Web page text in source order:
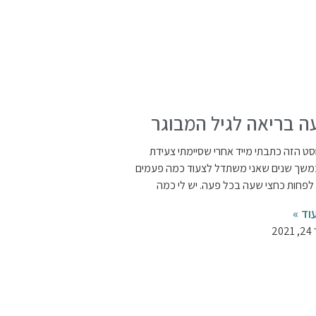
בריאה לגיל המבוגר
הזה כתבתי מייד אחרי שסיימתי צעידת
שנים שאני משתדל לצעוד כמה פעמים
כחצי שעה בכל פעה. יש לי כמה
»